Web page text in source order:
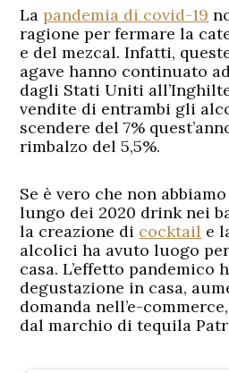
Lapandemia di covid-19
ragione per fermare la
e del mezcal. Infatti,
agave hanno continuato
dagli Stati Uniti
vendite di entrambi gli
scendere del 7%
rimbalzo del 5,5%.
Se è vero che non
lungo dei 2020 drink nei
la creazione di cocktail e
alcolici ha avuto luogo
casa. L’effetto pandemico
degustazione in casa,
domanda nell’e-
dal marchio di tequila